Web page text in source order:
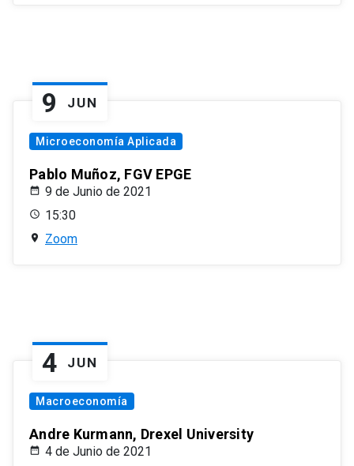
9 JUN
Microeconomía Aplicada
Pablo Muñoz, FGV EPGE
9 de Junio de 2021
15:30
Zoom
4 JUN
Macroeconomía
Andre Kurmann, Drexel University
4 de Junio de 2021